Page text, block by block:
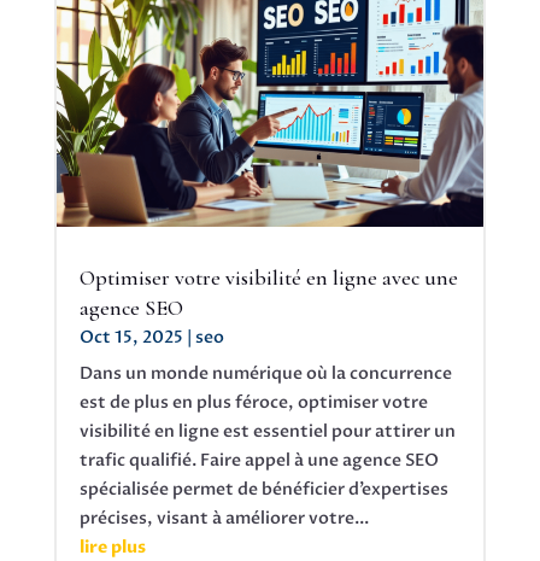
Optimiser votre visibilité en ligne avec une
agence SEO
Oct 15, 2025 seo
Dans un monde numérique où la concurrence
est de plus en plus féroce, optimiser votre
visibilité en ligne est essentiel pour attirer un
trafic qualifié. Faire appel à une agence SEO
spécialisée permet de bénéficier d’expertises
précises, visant à améliorer votre...
lire plus